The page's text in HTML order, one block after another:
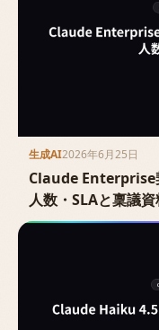
生成AI2026年6月25日
Claude Enterprise
人数・SLAと稟議